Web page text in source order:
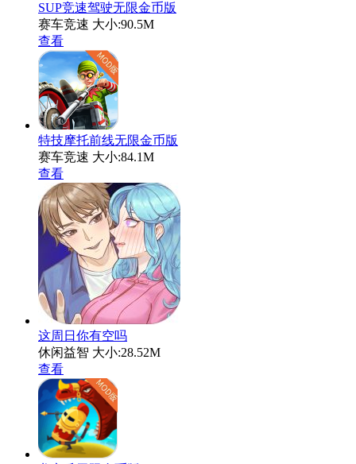
SUP竞速驾驶无限金币版
赛车竞速 大小:90.5M
查看
特技摩托前线无限金币版
赛车竞速 大小:84.1M
查看
这周日你有空吗
休闲益智 大小:28.52M
查看